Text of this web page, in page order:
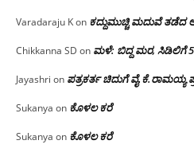
Varadaraju Kon ಕದ್ದುಮುಚ್ಚಿ ಮದುವೆ ತಡೆದ
Chikkanna SD on ಮಳೆ: ಬಿದ್ದ ಮರ, ಸಿಡಿಲಿಗೆ 5
Jayashri on ಪತ್ರಕರ್ತ ಚಿದುಗೆ ವೈ.ಕೆ.ರಾಮಯ್ಯ
Sukanya on ಕೊಳಲ ಕರೆ
Sukanya on ಕೊಳಲ ಕರೆ